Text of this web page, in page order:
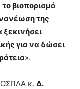
βιοπορισμό
της
ξεκινήσει
για να δώσει
».
κ. Δ.